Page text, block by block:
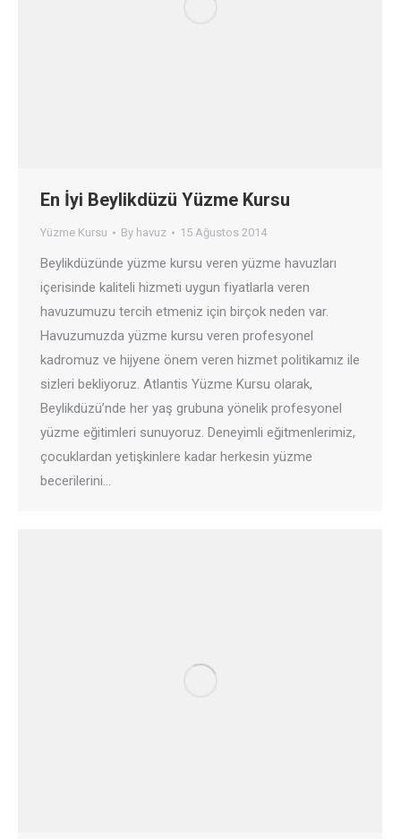
En İyi Beylikdüzü Yüzme Kursu
Yüzme Kursu By havuz 15 Ağustos 2014
Beylikdüzünde yüzme kursu veren yüzme havuzları
içerisinde kaliteli hizmeti uygun fiyatlarla veren
havuzumuzu tercih etmeniz için birçok neden var.
Havuzumuzda yüzme kursu veren profesyonel
kadromuz ve hijyene önem veren hizmet politikamız ile
sizleri bekliyoruz. Atlantis Yüzme Kursu olarak,
Beylikdüzü’nde her yaş grubuna yönelik profesyonel
yüzme eğitimleri sunuyoruz. Deneyimli eğitmenlerimiz,
çocuklardan yetişkinlere kadar herkesin yüzme
becerilerini…